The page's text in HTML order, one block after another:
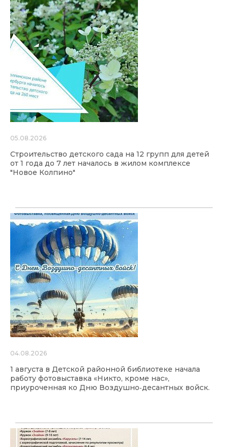
05.08.2026
Строительство детского сада на 12 групп для детей
от 1 года до 7 лет началось в жилом комплексе
"Новое Колпино"
04.08.2026
1 августа в Детской районной библиотеке начала
работу фотовыставка «Никто, кроме нас»,
приуроченная ко Дню Воздушно‑десантных войск.